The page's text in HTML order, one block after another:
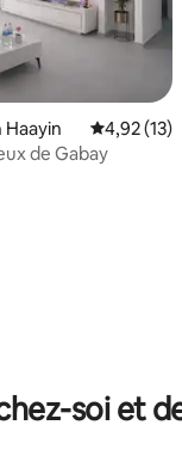
12 commentaires :
Évaluation
4,92 (13)
de Gabay
soi et